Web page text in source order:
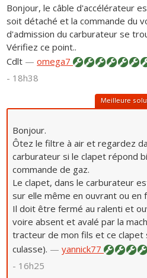
Bonjour, le câble d'accélérateur
soit détaché et la commande du
d'admission du carburateur se
Vérifiez ce point..
Cdlt —omega7
- 18h38
Meilleure
Bonjour.
Ôtez le filtre à air et regardez
carburateur si le clapet répond
commande de gaz.
Le clapet, dans le carburateur
sur elle même en ouvrant ou en
Il doit être fermé au ralenti et
voire absent et avalé par la
tracteur de mon fils et ce
culasse). —yannick77
- 16h25